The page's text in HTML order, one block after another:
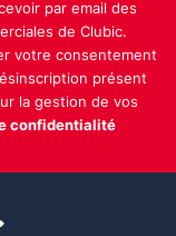
par email des
de Clubic.
votre consentement
présent
la gestion de vos
confidentialité